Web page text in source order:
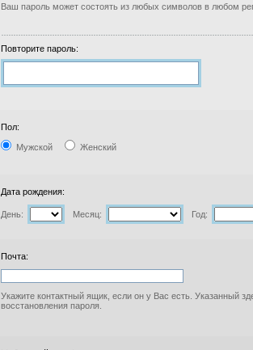
Ваш пароль может состоять из любых символов в любом
Повторите пароль:
Пол:
Мужской Женский
Дата рождения:
День: Месяц: Год:
Почта:
Укажите контактный ящик, если он у Вас есть. Указанный
восстановления пароля.